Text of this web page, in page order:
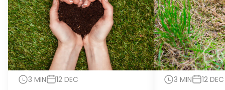
3 MIN 12 DEC 3 MIN 12 DEC